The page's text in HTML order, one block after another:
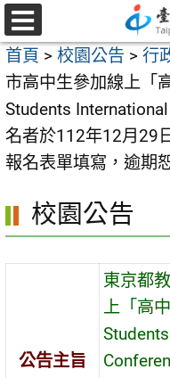
跳
至
主
要
內
容
區
選
單
首頁 > 校園公告 > 行
市高中生參加線上「
Students
名者於112年12月29
報名表單填寫，逾期
校園公告
公告主旨
東京都
上「高